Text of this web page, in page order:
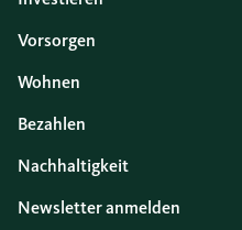
Vorsorgen
Wohnen
Bezahlen
Nachhaltigkeit
Newsletter anmelden